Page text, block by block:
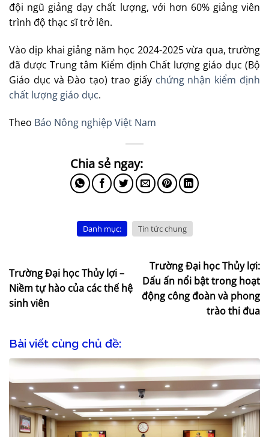
đội ngũ giảng dạy chất lượng, với hơn 60% giảng viên
trình độ thạc sĩ trở lên.
Vào dịp khai giảng năm học 2024-2025 vừa qua, trường
đã được Trung tâm Kiểm định Chất lượng giáo dục (Bộ
Giáo dục và Đào tạo) trao giấy chứng nhận kiểm định
chất lượng giáo dục.
Theo Báo Nông nghiệp Việt Nam
Danh mục: Tin tức chung
Trường Đại học Thủy lợi –
Niềm tự hào của các thế hệ
sinh viên
Trường Đại học Thủy lợi:
Dấu ấn nổi bật trong hoạt
động công đoàn và phong
trào thi đua
Bài viết cùng chủ đề: